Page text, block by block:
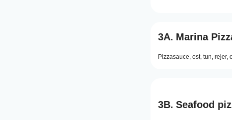
3A. Marina
Pizzasauce, ost, tun, rejer,
3B. Seafood